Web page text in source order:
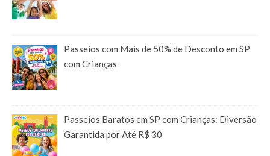
Passeios com Mais de 50% de Desconto em SP
com Crianças
Passeios Baratos em SP com Crianças: Diversão
Garantida por Até R$ 30